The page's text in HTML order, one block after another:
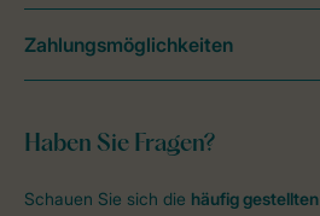
Haben Sie Fragen?
Schauen Sie sich die häufig gestellten
Zahlungsmöglichkeiten